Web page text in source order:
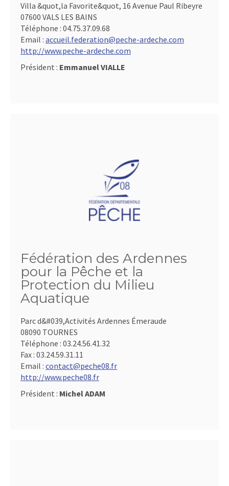
Villa &quot,la Favorite&quot, 16 Avenue Paul Ribeyre
07600 VALS LES BAINS
Téléphone : 04.75.37.09.68
Email : accueil.federation@peche-ardeche.com
http://www.peche-ardeche.com
Président : Emmanuel VIALLE
Fédération des Ardennes
pour la Pêche et la
Protection du Milieu
Aquatique
Parc d&#039,Activités Ardennes Émeraude
08090 TOURNES
Téléphone : 03.24.56.41.32
Fax : 03.24.59.31.11
Email : contact@peche08.fr
http://www.peche08.fr
Président : Michel ADAM